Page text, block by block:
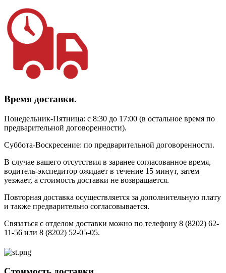
Время доставки.
Понедельник-Пятница: с 8:30 до 17:00 (в остальное время по
предварительной договоренности).
Суббота-Воскресение: по предварительной договоренности.
В случае вашего отсутствия в заранее согласованное время,
водитель-экспедитор ожидает в течение 15 минут, затем
уезжает, а стоимость доставки не возвращается.
Повторная доставка осуществляется за дополнительную плату
и также предварительно согласовывается.
Связаться с отделом доставки можно по телефону 8 (8202) 62-
11-56 или 8 (8202) 52-05-05.